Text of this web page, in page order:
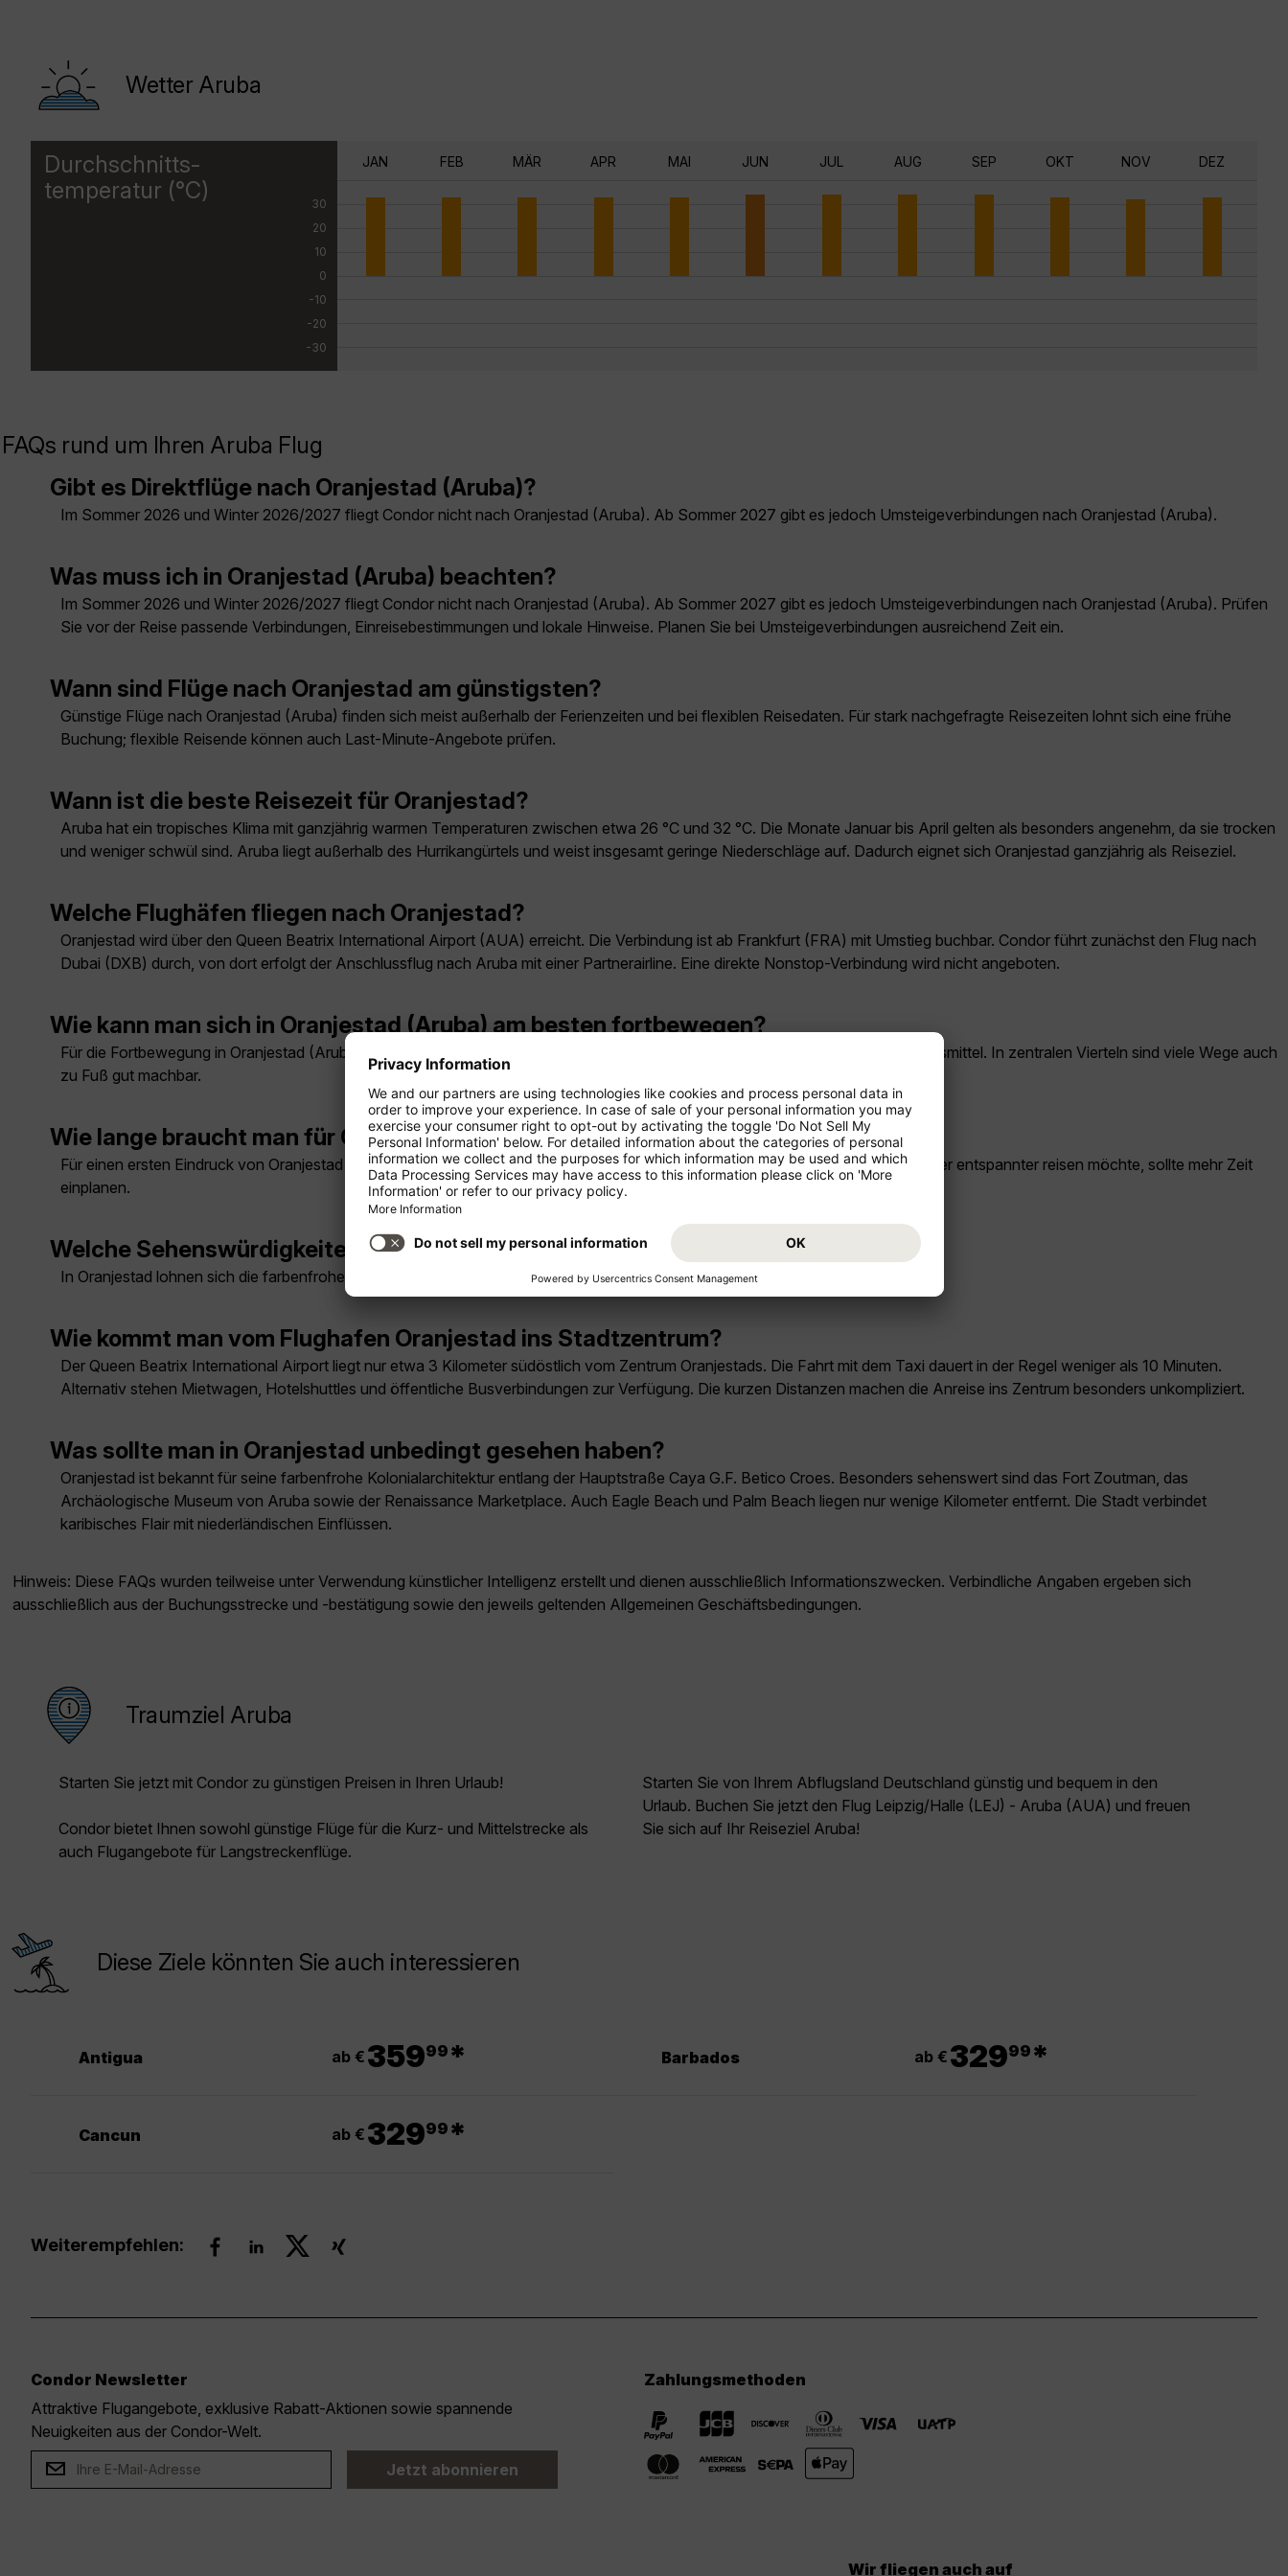
Wetter Aruba
Durchschnitts-
temperatur (°C)
30
20
10
0
-10
-20
-30
JAN FEB MÄR APR MAI JUN JUL AUG SEP OKT NOV DEZ
FAQs rund um Ihren Aruba Flug
Gibt es Direktflüge nach Oranjestad (Aruba)?
Im Sommer 2026 und Winter 2026/2027 fliegt Condor nicht nach Oranjestad (Aruba). Ab Sommer 2027 gibt es jedoch Umsteigeverbindungen nach Oranjestad (Aruba).
Was muss ich in Oranjestad (Aruba) beachten?
Im Sommer 2026 und Winter 2026/2027 fliegt Condor nicht nach Oranjestad (Aruba). Ab Sommer 2027 gibt es jedoch Umsteigeverbindungen nach Oranjestad (Aruba). Prüfen
Sie vor der Reise passende Verbindungen, Einreisebestimmungen und lokale Hinweise. Planen Sie bei Umsteigeverbindungen ausreichend Zeit ein.
Wann sind Flüge nach Oranjestad am günstigsten?
Günstige Flüge nach Oranjestad (Aruba) finden sich meist außerhalb der Ferienzeiten und bei flexiblen Reisedaten. Für stark nachgefragte Reisezeiten lohnt sich eine frühe
Buchung; flexible Reisende können auch Last-Minute-Angebote prüfen.
Wann ist die beste Reisezeit für Oranjestad?
Aruba hat ein tropisches Klima mit ganzjährig warmen Temperaturen zwischen etwa 26 °C und 32 °C. Die Monate Januar bis April gelten als besonders angenehm, da sie trocken
und weniger schwül sind. Aruba liegt außerhalb des Hurrikangürtels und weist insgesamt geringe Niederschläge auf. Dadurch eignet sich Oranjestad ganzjährig als Reiseziel.
Welche Flughäfen fliegen nach Oranjestad?
Oranjestad wird über den Queen Beatrix International Airport (AUA) erreicht. Die Verbindung ist ab Frankfurt (FRA) mit Umstieg buchbar. Condor führt zunächst den Flug nach
Dubai (DXB) durch, von dort erfolgt der Anschlussflug nach Aruba mit einer Partnerairline. Eine direkte Nonstop-Verbindung wird nicht angeboten.
Wie kann man sich in Oranjestad (Aruba) am besten fortbewegen?
Für die Fortbewegung in Oranjestad (Aruba) eignen sich je nach Ziel Taxis, App-Fahrdienste, Mietwagen und öffentliche Verkehrsmittel. In zentralen Vierteln sind viele Wege auch
zu Fuß gut machbar.
Wie lange braucht man für Oranjestad (Aruba)?
Für einen ersten Eindruck von Oranjestad (Aruba) reichen meist zwei bis drei volle Tage. Wer Ausflüge in die Umgebung plant oder entspannter reisen möchte, sollte mehr Zeit
einplanen.
Welche Sehenswürdigkeiten muss man in Oranjestad (Aruba) sehen?
In Oranjestad lohnen sich die farbenfrohe Innenstadt, Eagle Beach, Palm Beach und Ausflüge zum Arikok-Nationalpark.
Wie kommt man vom Flughafen Oranjestad ins Stadtzentrum?
Der Queen Beatrix International Airport liegt nur etwa 3 Kilometer südöstlich vom Zentrum Oranjestads. Die Fahrt mit dem Taxi dauert in der Regel weniger als 10 Minuten.
Alternativ stehen Mietwagen, Hotelshuttles und öffentliche Busverbindungen zur Verfügung. Die kurzen Distanzen machen die Anreise ins Zentrum besonders unkompliziert.
Was sollte man in Oranjestad unbedingt gesehen haben?
Oranjestad ist bekannt für seine farbenfrohe Kolonialarchitektur entlang der Hauptstraße Caya G.F. Betico Croes. Besonders sehenswert sind das Fort Zoutman, das
Archäologische Museum von Aruba sowie der Renaissance Marketplace. Auch Eagle Beach und Palm Beach liegen nur wenige Kilometer entfernt. Die Stadt verbindet
karibisches Flair mit niederländischen Einflüssen.
Hinweis: Diese FAQs wurden teilweise unter Verwendung künstlicher Intelligenz erstellt und dienen ausschließlich Informationszwecken. Verbindliche Angaben ergeben sich
ausschließlich aus der Buchungsstrecke und -bestätigung sowie den jeweils geltenden Allgemeinen Geschäftsbedingungen.
Traumziel Aruba
Starten Sie jetzt mit Condor zu günstigen Preisen in Ihren Urlaub!
Condor bietet Ihnen sowohl günstige Flüge für die Kurz- und Mittelstrecke als
auch Flugangebote für Langstreckenflüge.
Starten Sie von Ihrem Abflugsland Deutschland günstig und bequem in den
Urlaub. Buchen Sie jetzt den Flug Leipzig/Halle (LEJ) - Aruba (AUA) und freuen
Sie sich auf Ihr Reiseziel Aruba!
Diese Ziele könnten Sie auch interessieren
Antigua ab € 35999 * Barbados ab € 32999 *
Cancun ab € 32999 *
Weiterempfehlen:
Condor Newsletter
Attraktive Flugangebote, exklusive Rabatt-Aktionen sowie spannende
Neuigkeiten aus der Condor-Welt.
Jetzt abonnieren
Zahlungsmethoden
Wir fliegen auch auf